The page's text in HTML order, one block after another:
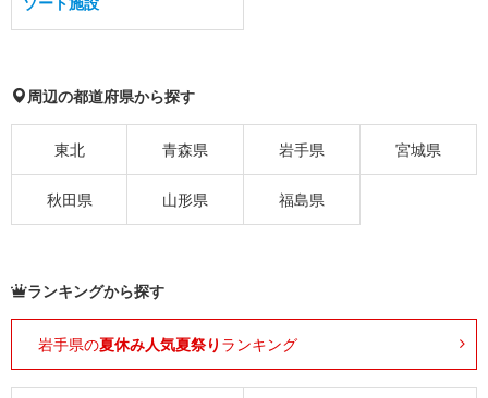
周辺の都道府県から探す
東北 青森県 岩手県 宮城県
秋田県 山形県 福島県
ランキングから探す
岩手県の夏休み人気夏祭り ランキング